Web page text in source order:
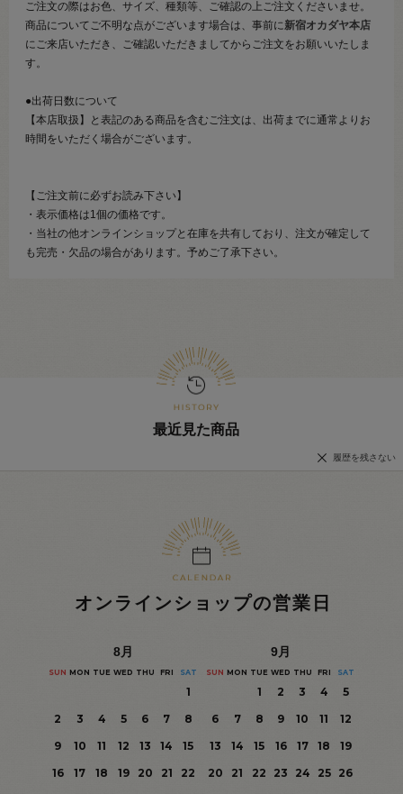
ご注文の際はお色、サイズ、種類等、ご確認の上ご注文くださいませ。
商品についてご不明な点がございます場合は、事前に新宿オカダヤ本店
にご来店いただき、ご確認いただきましてからご注文をお願いいたしま
す。
●出荷日数について
【本店取扱】と表記のある商品を含むご注文は、出荷までに通常よりお
時間をいただく場合がございます。
【ご注文前に必ずお読み下さい】
・表示価格は1個の価格です。
・当社の他オンラインショップと在庫を共有しており、注文が確定して
も完売・欠品の場合があります。予めご了承下さい。
最近見た商品
履歴を残さない
オンラインショップの営業日
8月
SUN MON TUE WED THU FRI SAT
1
2
3 4 5 6 7
8
9
10 11 12 13 14
15
16
17 18 19 20 21
22
9月
SUN MON TUE WED THU FRI SAT
1 2 3 4
5
6
7 8 9 10 11
12
13
14 15 16 17 18
19
20
21 22 23 24 25
26